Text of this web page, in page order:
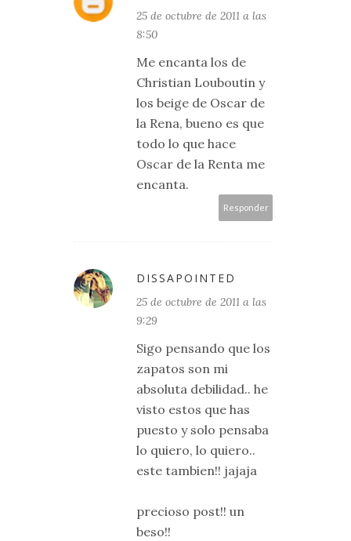
25 de octubre de 2011 a las
8:50
Me encanta los de
Christian Louboutin y
los beige de Oscar de
la Rena, bueno es que
todo lo que hace
Oscar de la Renta me
encanta.
Responder
DISSAPOINTED
25 de octubre de 2011 a las
9:29
Sigo pensando que los
zapatos son mi
absoluta debilidad.. he
visto estos que has
puesto y solo pensaba
lo quiero, lo quiero..
este tambien!! jajaja
precioso post!! un
beso!!